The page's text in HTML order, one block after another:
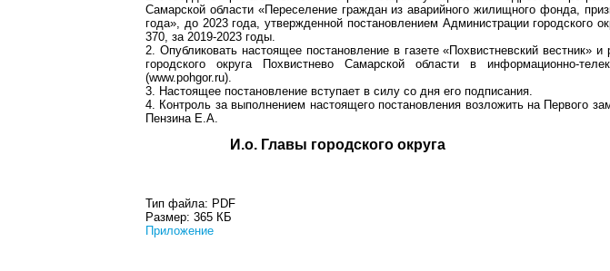
Самарской области «Переселение граждан из аварийного жилищного фонда,
года», до 2023 года, утвержденной постановлением Администрации городского
370, за 2019-2023 годы.
2. Опубликовать настоящее постановление в газете «Похвистневский вестник»
городского округа Похвистнево Самарской области в информационно-
(www.pohgor.ru).
3. Настоящее постановление вступает в силу со дня его подписания.
4. Контроль за выполнением настоящего постановления возложить на Первого
Пензина Е.А.
И.о. Главы городского округа
Тип файла: PDF
Размер: 365 КБ
Приложение